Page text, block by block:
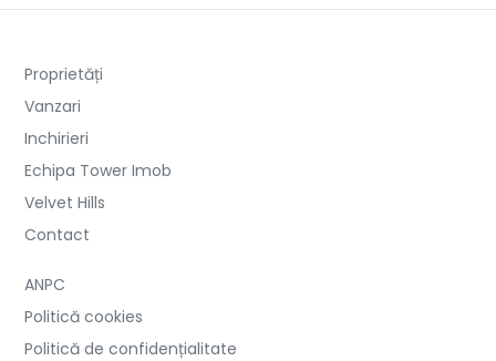
Proprietăți
Vanzari
Inchirieri
Echipa Tower Imob
Velvet Hills
Contact
ANPC
Politică cookies
Politică de confidențialitate